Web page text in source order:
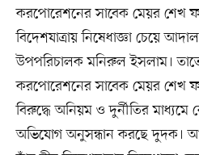
করপোরেশনের সাবেক মেয়র শেখ
বিদেশযাত্রায় নিষেধাজ্ঞা চেয়ে
উপপরিচালক মনিরুল ইসলাম। তাতে
করপোরেশনের সাবেক মেয়র শেখ
বিরুদ্ধে অনিয়ম ও দুর্নীতির
অভিযোগ অনুসন্ধান করছে দুদক।